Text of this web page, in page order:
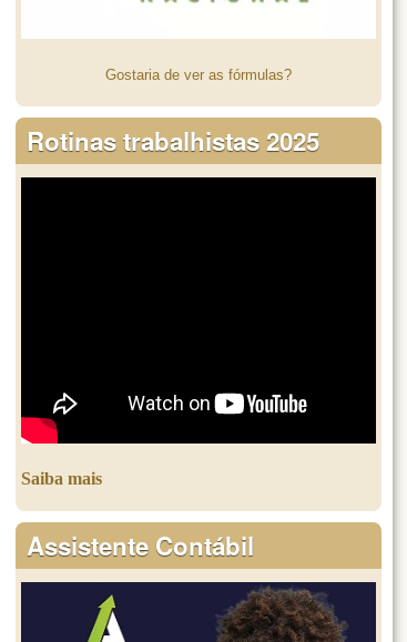
Gostaria de ver as fórmulas?
Rotinas trabalhistas 2025
Saiba mais
Assistente Contábil